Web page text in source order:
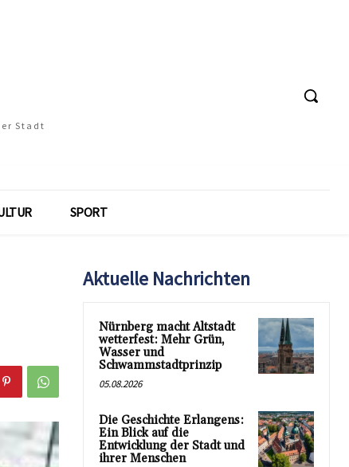
Stadt
SPORT
Aktuelle Nachrichten
Nürnberg macht Altstadt
wetterfest: Mehr Grün,
Wasser und
Schwammstadtprinzip
05.08.2026
Die Geschichte Erlangens:
Ein Blick auf die
Entwicklung der Stadt und
ihrer Menschen